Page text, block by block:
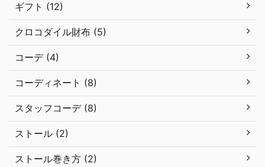
ギフト (12)
クロコダイル財布 (5)
コーデ (4)
コーディネート (8)
スタッフコーデ (8)
ストール (2)
ストール巻き方 (2)